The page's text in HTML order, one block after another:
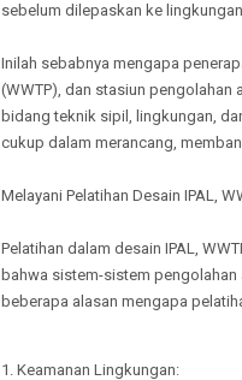
sebelum dilepaskan ke
Inilah sebabnya mengapa
(WWTP), dan stasiun pengolahan
bidang teknik sipil, lingkungan,
cukup dalam merancang,
Melayani Pelatihan Desain IPAL,
Pelatihan dalam desain IPAL,
bahwa sistem-sistem
beberapa alasan mengapa
1. Keamanan Lingkungan: